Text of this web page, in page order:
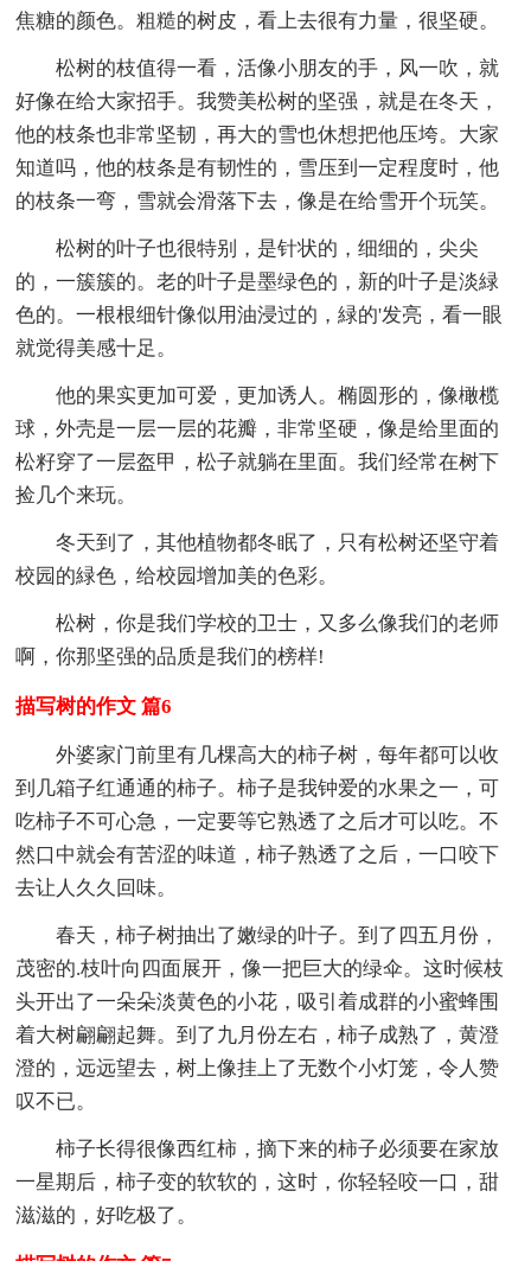
焦糖的颜色。粗糙的树皮，看上去很有力量，很坚硬。
松树的枝值得一看，活像小朋友的手，风一吹，就
好像在给大家招手。我赞美松树的坚强，就是在冬天，
他的枝条也非常坚韧，再大的雪也休想把他压垮。大家
知道吗，他的枝条是有韧性的，雪压到一定程度时，他
的枝条一弯，雪就会滑落下去，像是在给雪开个玩笑。
松树的叶子也很特别，是针状的，细细的，尖尖
的，一簇簇的。老的叶子是墨绿色的，新的叶子是淡緑
色的。一根根细针像似用油浸过的，緑的'发亮，看一眼
就觉得美感十足。
他的果实更加可爱，更加诱人。椭圆形的，像橄榄
球，外壳是一层一层的花瓣，非常坚硬，像是给里面的
松籽穿了一层盔甲，松子就躺在里面。我们经常在树下
捡几个来玩。
冬天到了，其他植物都冬眠了，只有松树还坚守着
校园的緑色，给校园增加美的色彩。
松树，你是我们学校的卫士，又多么像我们的老师
啊，你那坚强的品质是我们的榜样!
描写树的作文 篇6
外婆家门前里有几棵高大的柿子树，每年都可以收
到几箱子红通通的柿子。柿子是我钟爱的水果之一，可
吃柿子不可心急，一定要等它熟透了之后才可以吃。不
然口中就会有苦涩的味道，柿子熟透了之后，一口咬下
去让人久久回味。
春天，柿子树抽出了嫩绿的叶子。到了四五月份，
茂密的.枝叶向四面展开，像一把巨大的绿伞。这时候枝
头开出了一朵朵淡黄色的小花，吸引着成群的小蜜蜂围
着大树翩翩起舞。到了九月份左右，柿子成熟了，黄澄
澄的，远远望去，树上像挂上了无数个小灯笼，令人赞
叹不已。
柿子长得很像西红柿，摘下来的柿子必须要在家放
一星期后，柿子变的软软的，这时，你轻轻咬一口，甜
滋滋的，好吃极了。